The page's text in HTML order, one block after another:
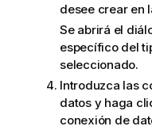
desee crear en
Se abrirá el
específico del
seleccionado.
Introduzca las
datos y haga
conexión de